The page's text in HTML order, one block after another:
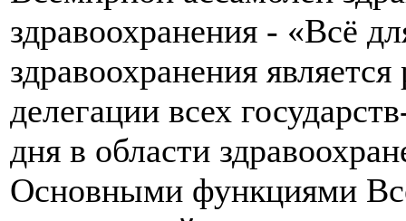
здравоохранения - «Всё
здравоохранения
делегации всех
дня в области
Основными функциями